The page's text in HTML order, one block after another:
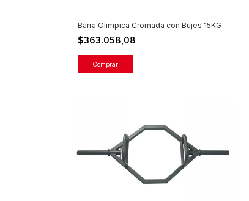
Barra Olimpica Cromada con Bujes 15KG
$363.058,08